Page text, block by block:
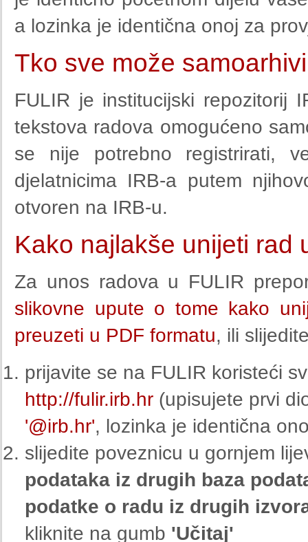
a lozinka je identična onoj za
Tko sve može
FULIR je institucijski repozitorij
tekstova radova omogućeno
se nije potrebno registrirati,
djelatnicima IRB-a putem
otvoren na IRB-u.
Kako najlakše unijeti rad
Za unos radova u FULIR
slikovne upute o tome kako
preuzeti u PDF formatu, ili
prijavite se na FULIR koristeći
http://fulir.irb.hr (upisujete prvi
'@irb.hr', lozinka je identična
slijedite poveznicu u gornjem
podataka iz drugih baza
podatke o radu iz drugih
kliknite na gumb 'Učitaj'